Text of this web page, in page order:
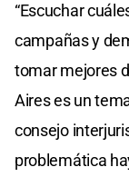
“Escuchar
campañas y
tomar mejores
Aires es un
consejo
problemática